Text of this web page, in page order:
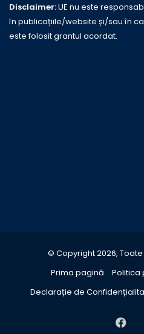
Disclaimer:UE nu este
în publicațiile/website și/sau în
este folosit grantul acordat.
© Copyright 2026,
Prima pagină
Politica
Declarație de